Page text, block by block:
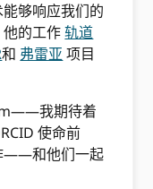
够响应我们的
他的工作轨道
和 弗雷亚 项目
我期待着
使命前
——和他们一起